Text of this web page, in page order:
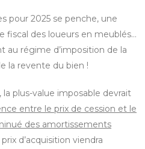
pour 2025 se penche, une
fiscal des loueurs en meublés…
au régime d’imposition de la
la revente du bien !
la plus-value imposable devrait
entre le prix de cession et le
des amortissements
d’acquisition viendra